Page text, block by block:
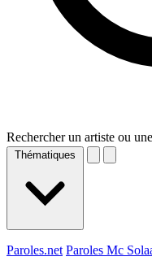
Rechercher un artiste ou
Thématiques
Paroles.net Paroles Mc